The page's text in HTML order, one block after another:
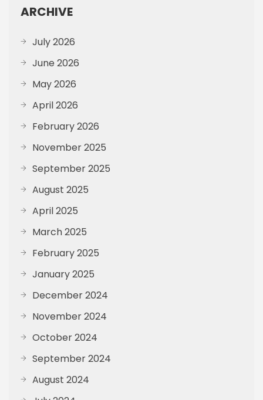
ARCHIVE
July 2026
June 2026
May 2026
April 2026
February 2026
November 2025
September 2025
August 2025
April 2025
March 2025
February 2025
January 2025
December 2024
November 2024
October 2024
September 2024
August 2024